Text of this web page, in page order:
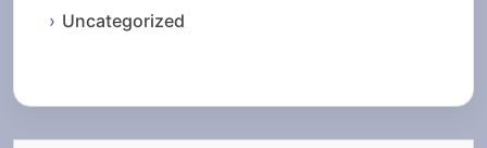
Uncategorized